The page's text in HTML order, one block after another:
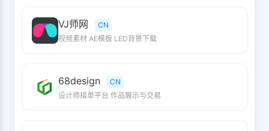
VJ师网
CN
视频素材 AE模板 LED背景下载
68design
CN
设计师接单平台 作品展示与交易